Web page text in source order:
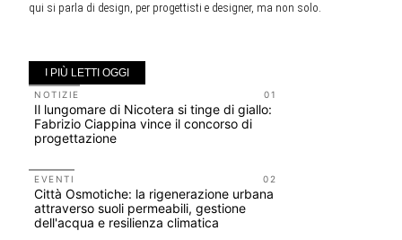
qui si parla di design, per progettisti e designer, ma non solo.
I PIÙ LETTI OGGI
01
NOTIZIE
Il lungomare di Nicotera si tinge di giallo:
Fabrizio Ciappina vince il concorso di
progettazione
02
EVENTI
Città Osmotiche: la rigenerazione urbana
attraverso suoli permeabili, gestione
dell'acqua e resilienza climatica